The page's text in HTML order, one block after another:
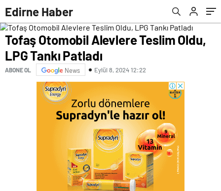
Edirne Haber
Tofaş Otomobil Alevlere Teslim Oldu,
LPG Tankı Patladı
ABONE OL News Eylül 8, 2024 12:22